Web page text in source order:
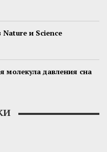
и Science
молекула давления сна